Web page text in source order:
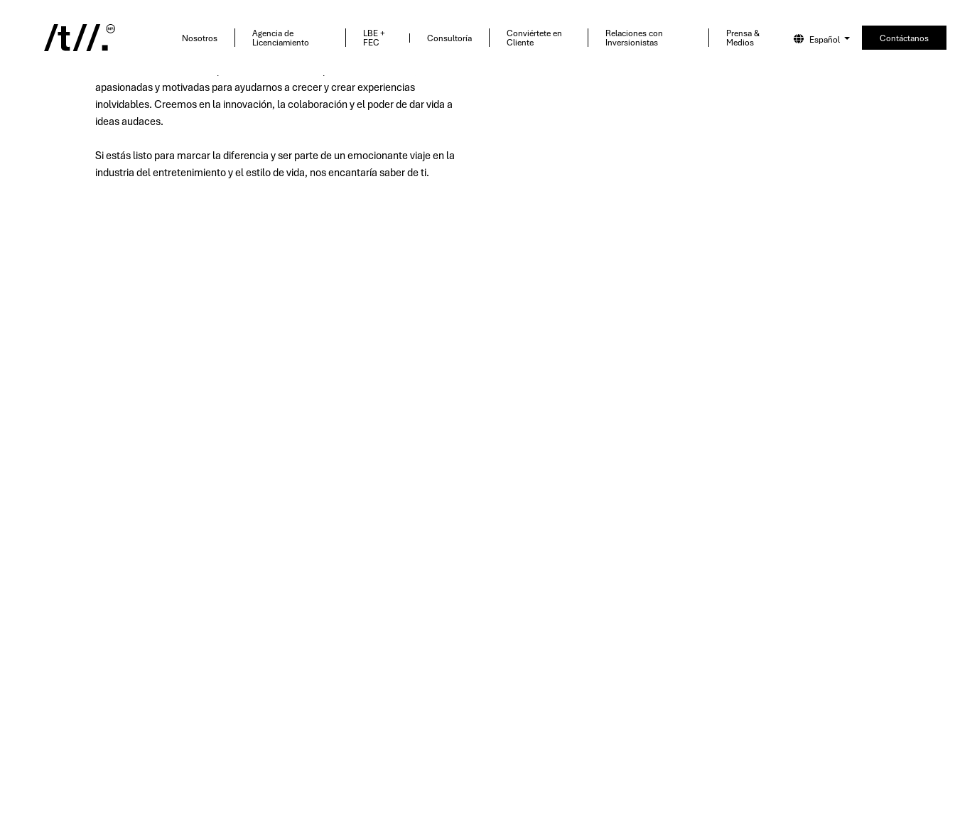
Nosotros Agencia de
Licenciamiento
LBE +
FEC Consultoría Conviértete en
Cliente
Relaciones con
Inversionistas
Prensa &
Medios Español Contáctanos
Únete a Nuestro Equipo
apasionadas y motivadas para ayudarnos a crecer y crear experiencias
inolvidables. Creemos en la innovación, la colaboración y el poder de dar vida a
ideas audaces.
Si estás listo para marcar la diferencia y ser parte de un emocionante viaje en la
industria del entretenimiento y el estilo de vida, nos encantaría saber de ti.